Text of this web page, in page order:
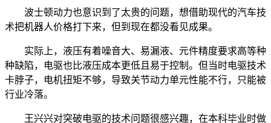
波士顿动力也意识到了太贵的问题，想借助现代的汽车技
术把机器人价格打下来，但到现在都没看见成果。
实际上，液压有着噪音大、易漏液、元件精度要求高等种
种缺陷，电驱也比液压成本更低且易于控制。但当时电驱技术
卡脖子，电机扭矩不够，导致关节动力单元性能不行，只能被
行业冷落。
王兴兴对突破电驱的技术问题很感兴趣，在本科毕业时做